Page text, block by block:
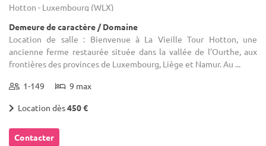
Hotton - Luxembourg (WLX)
Demeure de caractère / Domaine
Location de salle : Bienvenue à La Vieille Tour Hotton, une
ancienne ferme restaurée située dans la vallée de l’Ourthe, aux
frontières des provinces de Luxembourg, Liège et Namur. Au ...
1-149 9 max
Location dès450 €
Contacter